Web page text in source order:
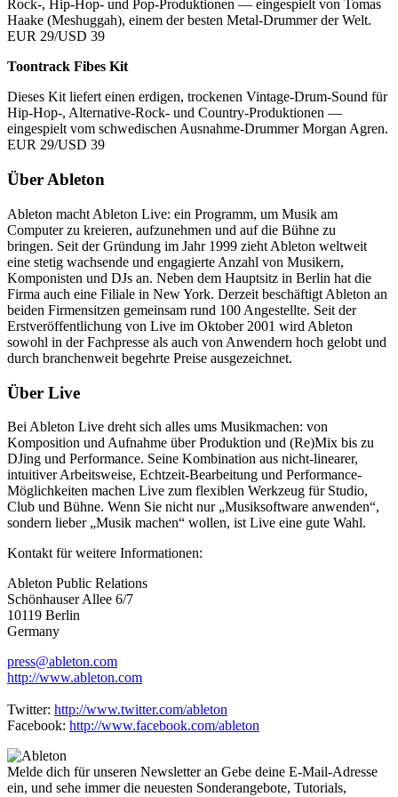
Rock-, Hip-Hop- und Pop-Produktionen — eingespielt von Tomas
Haake (Meshuggah), einem der besten Metal-Drummer der Welt.
EUR 29/USD 39
Toontrack Fibes Kit
Dieses Kit liefert einen erdigen, trockenen Vintage-Drum-Sound für
Hip-Hop-, Alternative-Rock- und Country-Produktionen —
eingespielt vom schwedischen Ausnahme-Drummer Morgan Agren.
EUR 29/USD 39
Über Ableton
Ableton macht Ableton Live: ein Programm, um Musik am
Computer zu kreieren, aufzunehmen und auf die Bühne zu
bringen. Seit der Gründung im Jahr 1999 zieht Ableton weltweit
eine stetig wachsende und engagierte Anzahl von Musikern,
Komponisten und DJs an. Neben dem Hauptsitz in Berlin hat die
Firma auch eine Filiale in New York. Derzeit beschäftigt Ableton an
beiden Firmensitzen gemeinsam rund 100 Angestellte. Seit der
Erstveröffentlichung von Live im Oktober 2001 wird Ableton
sowohl in der Fachpresse als auch von Anwendern hoch gelobt und
durch branchenweit begehrte Preise ausgezeichnet.
Über Live
Bei Ableton Live dreht sich alles ums Musikmachen: von
Komposition und Aufnahme über Produktion und (Re)Mix bis zu
DJing und Performance. Seine Kombination aus nicht-linearer,
intuitiver Arbeitsweise, Echtzeit-Bearbeitung und Performance-
Möglichkeiten machen Live zum flexiblen Werkzeug für Studio,
Club und Bühne. Wenn Sie nicht nur „Musiksoftware anwenden“,
sondern lieber „Musik machen“ wollen, ist Live eine gute Wahl.
Kontakt für weitere Informationen:
Ableton Public Relations
Schönhauser Allee 6/7
10119 Berlin
Germany
press@ableton.com
http://www.ableton.com
Twitter: http://www.twitter.com/ableton
Facebook: http://www.facebook.com/ableton
Melde dich für unseren Newsletter an Gebe deine E-Mail-Adresse
ein, und sehe immer die neuesten Sonderangebote, Tutorials,